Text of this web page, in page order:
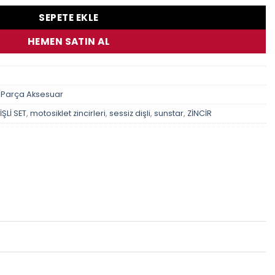
SEPETE EKLE
HEMEN SATIN AL
Aksesuar
SET, motosiklet zincirleri, sessiz dişli, sunstar, ZİNCİR